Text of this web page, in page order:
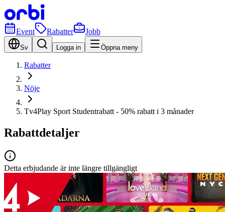
Event Rabatter Jobb
Sv Logga in Öppna meny
Rabatter
Nöje
Tv4Play Sport Studentrabatt - 50% rabatt i 3 månader
Rabattdetaljer
Detta erbjudande är inte längre tillgängligt